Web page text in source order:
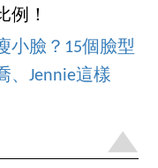
例！
小臉？15個臉型
、Jennie這樣